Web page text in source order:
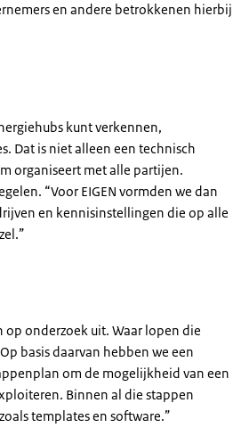
en andere betrokkenen hierbij
kunt verkennen,
Dat is niet alleen een technisch
organiseert met alle partijen.
“Voor EIGEN vormden we dan
en kennisinstellingen die op alle
onderzoek uit. Waar lopen die
basis daarvan hebben we een
om de mogelijkheid van een
Binnen al die stappen
templates en software.”